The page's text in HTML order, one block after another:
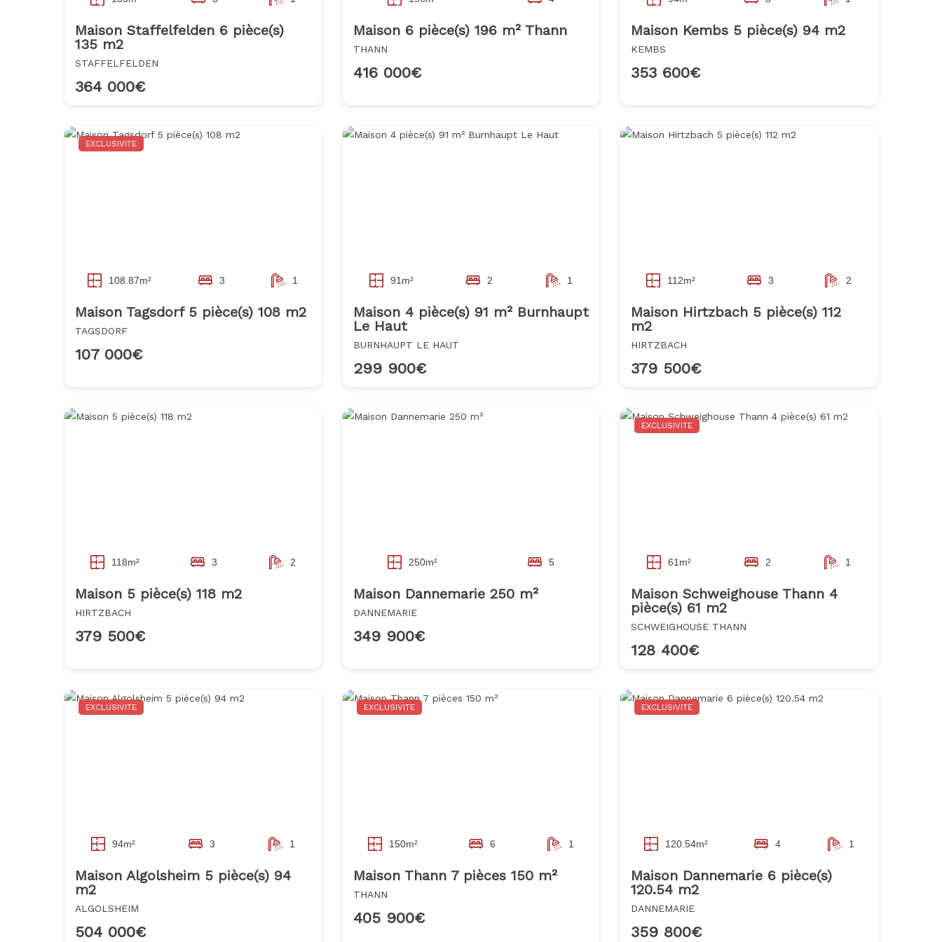
Maison Staffelfelden 6 pièce(s)
135 m2
STAFFELFELDEN
364 000€
Maison 6 pièce(s) 196 m² Thann
THANN
416 000€
Maison Kembs 5 pièce(s) 94 m2
KEMBS
353 600€
EXCLUSIVITE
108.87m² 3 1
Maison Tagsdorf 5 pièce(s) 108 m2
TAGSDORF
107 000€
91m² 2 1
Maison 4 pièce(s) 91 m² Burnhaupt
Le Haut
BURNHAUPT LE HAUT
299 900€
112m² 3 2
Maison Hirtzbach 5 pièce(s) 112
m2
HIRTZBACH
379 500€
118m² 3 2
Maison 5 pièce(s) 118 m2
HIRTZBACH
379 500€
250m² 5
Maison Dannemarie 250 m²
DANNEMARIE
349 900€
EXCLUSIVITE
61m² 2 1
Maison Schweighouse Thann 4
pièce(s) 61 m2
SCHWEIGHOUSE THANN
128 400€
EXCLUSIVITE
94m² 3 1
Maison Algolsheim 5 pièce(s) 94
m2
ALGOLSHEIM
504 000€
EXCLUSIVITE
150m² 6 1
Maison Thann 7 pièces 150 m²
THANN
405 900€
EXCLUSIVITE
120.54m² 4 1
Maison Dannemarie 6 pièce(s)
120.54 m2
DANNEMARIE
359 800€